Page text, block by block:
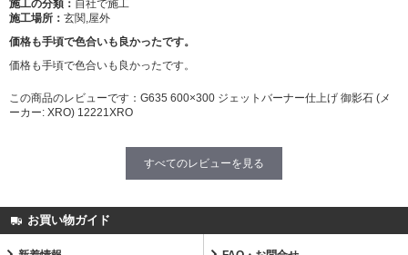
施工の分類： 自社で施工
施工場所： 玄関,屋外
価格も手頃で色合いも良かったです。
価格も手頃で色合いも良かったです。
この商品のレビューです： G635 600×300 ジェットバーナー仕上げ 御影石 (メ
ーカー: XRO) 12221XRO
すべてのレビューを見る
お買い物ガイド